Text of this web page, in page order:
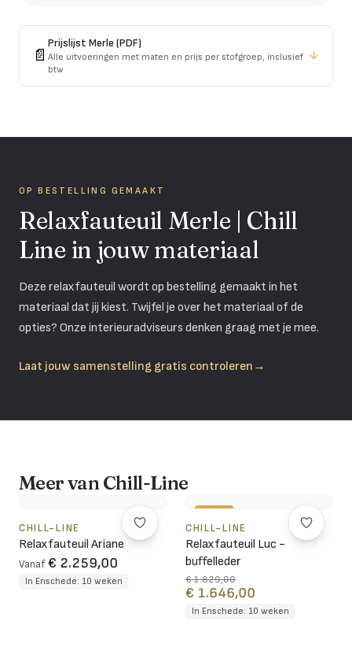
📄
Prijslijst Merle(PDF)
Alle uitvoeringen met maten en prijs per stofgroep, inclusief
btw
↓
OP BESTELLING GEMAAKT
Relaxfauteuil Merle | Chill
Line in jouw materiaal
Deze relaxfauteuil wordt op bestelling gemaakt in het
materiaal dat jij kiest. Twijfel je over het materiaal of de
opties? Onze interieuradviseurs denken graag met je mee.
Laat jouw samenstelling gratis controleren →
Meer van Chill-Line
CHILL-LINE
Relaxfauteuil Ariane
Vanaf € 2.259,00
In Enschede: 10 weken
CHILL-LINE
Relaxfauteuil Luc -
buffelleder
€ 1.829,00
€ 1.646,00
In Enschede: 10 weken